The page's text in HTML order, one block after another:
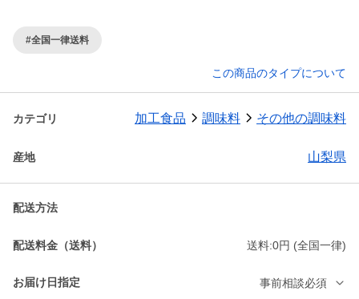
#全国一律送料
この商品のタイプについて
カテゴリ 加工食品 調味料 その他の調味料
産地 山梨県
配送方法
配送料金（送料） 送料:0円 (全国一律)
お届け日指定 事前相談必須